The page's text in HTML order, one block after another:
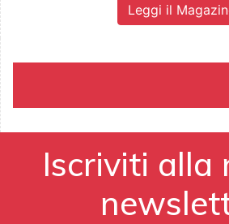
Leggi il
Iscriviti alla